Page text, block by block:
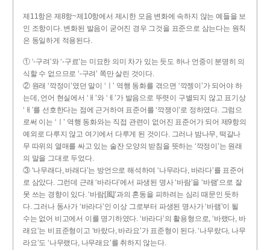
제11항은 제8항~제10항에서 제시한 모음 변화에 속하지 않는 예들을 보
인 조항이다. 변화된 발음이 굳어진 경우 그것을 표준으로 삼는다는 원칙
은 동일하게 적용된다.
① ‘-구려’와 ‘-구료’는 미묘한 의미 차가 있는 듯도 하나 언중이 분명히 의
식할 수 없으므로 ‘-구려’ 쪽만 살린 것이다.
② 원래 ‘깍정이’였던 말이 ‘ㅣ’ 역행 동화를 겪으면 ‘깍젱이’가 되어야 하
는데, 언어 현실에서 ‘ㅐ’와 ‘ㅔ’가 발음으로 뚜렷이 구별되지 않고 표기상
‘ㅐ’를 선호한다는 점에 근거하여 표준어를 ‘깍쟁이’로 정하였다. 그럼으
로써 이는 ‘ㅣ’ 역행 동화와는 직접 관련이 없어진 표준어가 되어 제9항의
예외로 다루지 않고 여기에서 다루게 된 것이다. 그러나 밤나무, 떡갈나
무 따위의 열매를 싸고 있는 술잔 모양의 받침을 뜻하는 ‘깍정이’는 원래
의 말을 그대로 두었다.
③ ‘나무래다, 바래다’는 방언으로 해석하여 ‘나무라다, 바라다’를 표준어
로 삼았다. 그런데 근래 ‘바라다’에서 파생된 명사 ‘바람’을 ‘바램’으로 잘
못 쓰는 경향이 있다. ‘바람[風]’과의 혼동을 피하려는 심리 때문인 듯하
다. 그러나 동사가 ‘바라다’인 이상 그로부터 파생된 명사가 ‘바램’이 될
수는 없어 비고에서 이를 명기하였다. ‘바라다’의 활용형으로, ‘바랬다, 바
래요’는 비표준형이고 ‘바랐다, 바라요’가 표준형이 된다. ‘나무랐다, 나무
라요’도 ‘나무랬다, 나무래요’를 취하지 않는다.